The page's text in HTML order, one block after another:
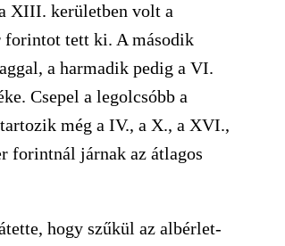
XIII. kerületben volt a
forintot tett ki. A második
a harmadik pedig a VI.
Csepel a legolcsóbb a
még a IV., a X., a XVI.,
forintnál járnak az átlagos
hogy szűkül az albérlet-